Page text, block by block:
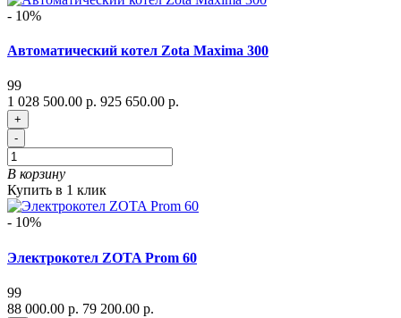
- 10%
Автоматический котел Zota Maxima 300
99
1 028 500.00 р. 925 650.00 р.
+
-
В корзину
Купить в 1 клик
- 10%
Электрокотел ZOTA Prom 60
99
88 000.00 р. 79 200.00 р.